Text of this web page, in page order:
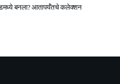
बनला? आतापर्यँतचे कलेक्शन